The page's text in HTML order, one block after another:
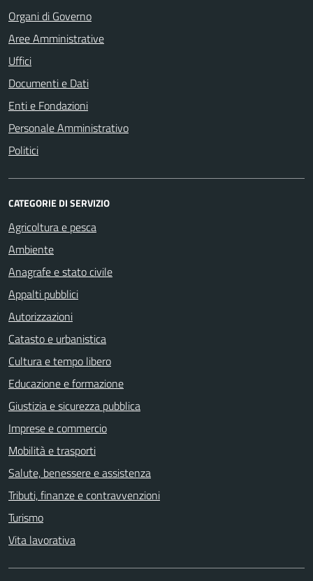
Organi di Governo
Aree Amministrative
Uffici
Documenti e Dati
Enti e Fondazioni
Personale Amministrativo
Politici
CATEGORIE DI SERVIZIO
Agricoltura e pesca
Ambiente
Anagrafe e stato civile
Appalti pubblici
Autorizzazioni
Catasto e urbanistica
Cultura e tempo libero
Educazione e formazione
Giustizia e sicurezza pubblica
Imprese e commercio
Mobilità e trasporti
Salute, benessere e assistenza
Tributi, finanze e contravvenzioni
Turismo
Vita lavorativa